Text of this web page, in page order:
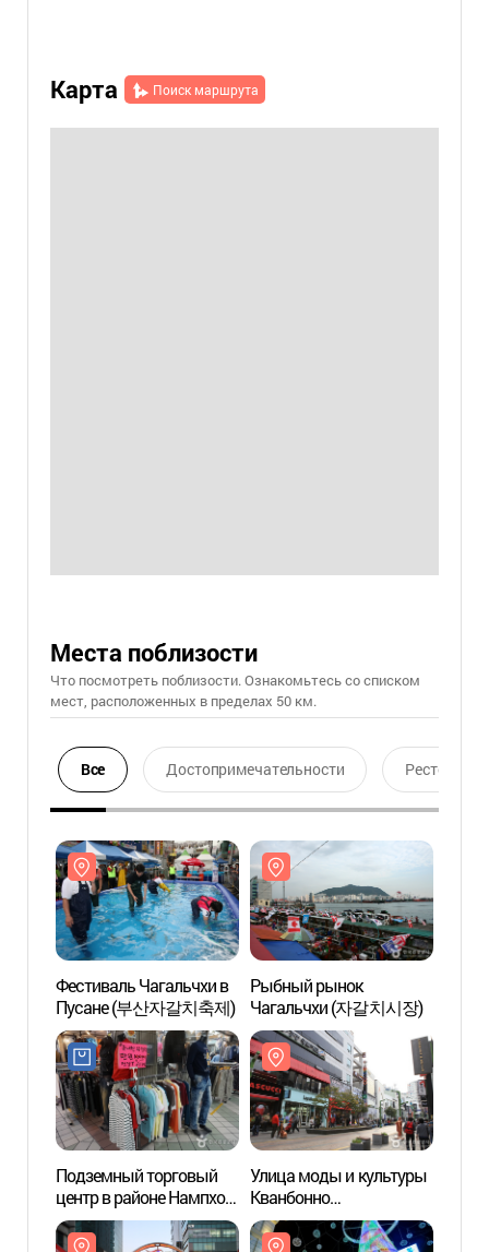
Карта Поиск маршрута
Места поблизости
Что посмотреть поблизости. Ознакомьтесь со списком
мест, расположенных в пределах 50 км.
Все Достопримечательности Ресторан
Фестиваль Чагальчхи в
Пусане (부산자갈치축제)
Рыбный рынок
Чагальчхи (자갈치시장)
Подземный торговый
центр в районе Нампхо-
дон (남포동 지하도상가)
Улица моды и культуры
Кванбонно
(광복로문화패션거리)